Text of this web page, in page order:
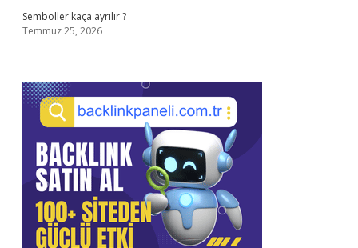
Semboller kaça ayrılır ?
Temmuz 25, 2026